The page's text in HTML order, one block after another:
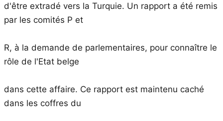
d'être extradé vers la Turquie. Un rapport a été remis
par les comités P et
R, à la demande de parlementaires, pour connaître le
rôle de l'Etat belge
dans cette affaire. Ce rapport est maintenu caché
dans les coffres du